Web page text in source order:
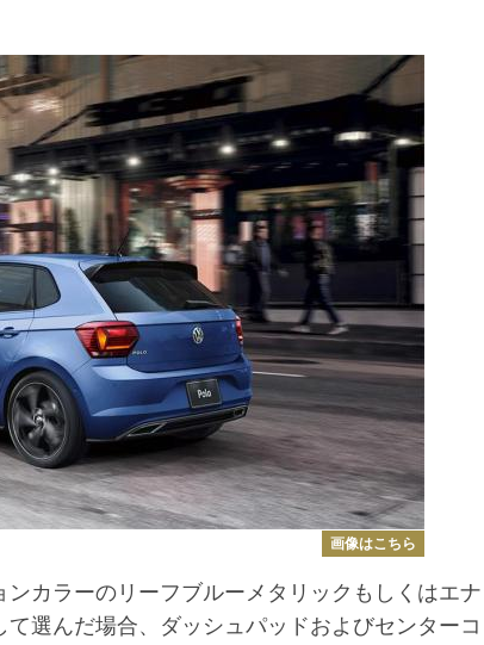
画像はこちら
カラーのリーフブルーメタリックもしくはエ
選んだ場合、ダッシュパッドおよびセンター